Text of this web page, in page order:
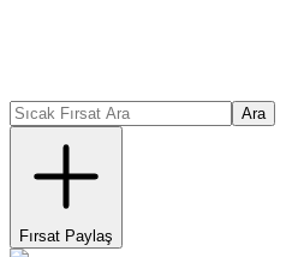
Ara
Fırsat Paylaş